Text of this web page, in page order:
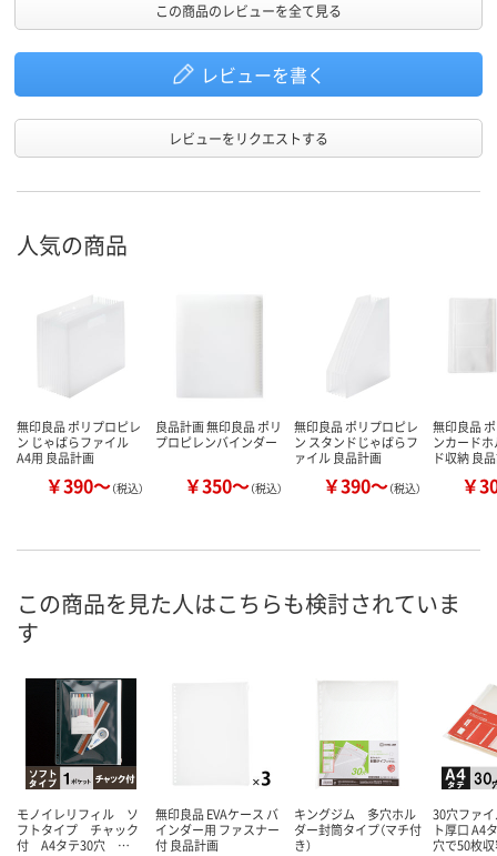
この商品のレビューを全て見る
レビューを書く
レビューをリクエストする
人気の商品
無印良品 ポリプロピレ
ン じゃばらファイル
A4用 良品計画
￥390～（税込）
良品計画 無印良品 ポリ
プロピレンバインダー
￥350～（税込）
無印良品 ポリプロピレ
ン スタンドじゃばらフ
ァイル 良品計画
￥390～（税込）
無印良品
ンカード
ド収納 良
￥
この商品を見た人はこちらも検討されていま
す
モノイレリフィル ソ
フトタイプ チャック
付 A4タテ30穴 …
無印良品 EVAケース バ
インダー用 ファスナー
付 良品計画
キングジム 多穴ホル
ダー封筒タイプ（マチ付
き）
30穴ファ
ト厚口 A4
穴で50枚